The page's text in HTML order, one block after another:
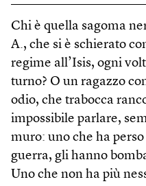
Chi è quella sagoma
A., che si è schierato
regime all’Isis, ogni
turno? O un ragazzo
odio, che trabocca
impossibile parlare,
muro: uno che ha
guerra, gli hanno
Uno che non ha più